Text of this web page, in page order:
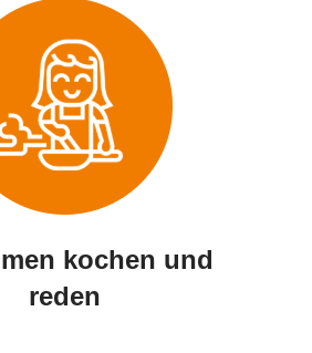
kochen und
reden